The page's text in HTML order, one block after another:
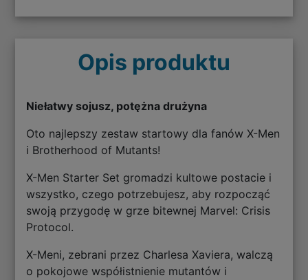
Opis produktu
Niełatwy sojusz, potężna drużyna
Oto najlepszy zestaw startowy dla fanów X-Men
i Brotherhood of Mutants!
X-Men Starter Set gromadzi kultowe postacie i
wszystko, czego potrzebujesz, aby rozpocząć
swoją przygodę w grze bitewnej Marvel: Crisis
Protocol.
X-Meni, zebrani przez Charlesa Xaviera, walczą
o pokojowe współistnienie mutantów i